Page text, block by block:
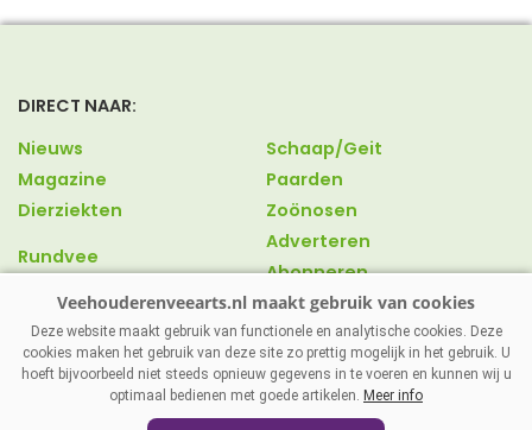
DIRECT NAAR:
Nieuws
Magazine
Dierziekten
Rundvee
Schaap/Geit
Paarden
Zoönosen
Adverteren
Abonneren
Over ons
Contact
Deze website maakt gebruik van functionele en analytische cookies. Deze
cookies maken het gebruik van deze site zo prettig mogelijk in het gebruik. U
hoeft bijvoorbeeld niet steeds opnieuw gegevens in te voeren en kunnen wij u
optimaal bedienen met goede artikelen. Meer info